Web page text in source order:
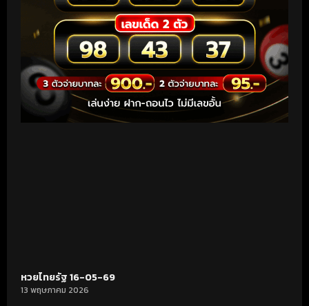
หวยไทยรัฐ 16-05-69
13 พฤษภาคม 2026